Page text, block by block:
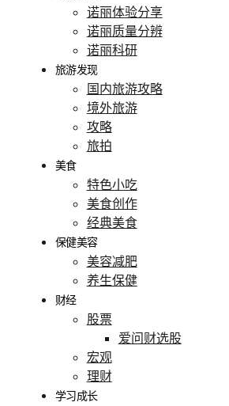
诺丽体验分享
诺丽质量分辨
诺丽科研
旅游发现
国内旅游攻略
境外旅游
攻略
旅拍
美食
特色小吃
美食创作
经典美食
保健美容
美容减肥
养生保健
财经
股票
爱问财选股
宏观
理财
学习成长